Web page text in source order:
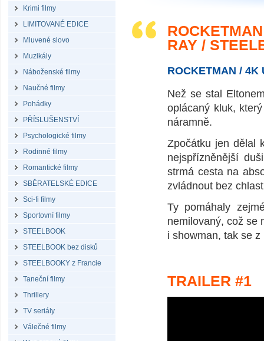
Krimi filmy
LIMITOVANÉ EDICE
Mluvené slovo
Muzikály
Náboženské filmy
Naučné filmy
Pohádky
PŘÍSLUŠENSTVÍ
Psychologické filmy
Rodinné filmy
Romantické filmy
SBĚRATELSKÉ EDICE
Sci-fi filmy
Sportovní filmy
STEELBOOK
STEELBOOK bez disků
STEELBOOKY z Francie
Taneční filmy
Thrillery
TV seriály
Válečné filmy
RAY /
ROCKETMAN / 4K
Než se stal
oplácaný kluk,
náramně.
Zpočátku jen dělal
nejspřízněnější
strmá cesta na
zvládnout bez
Ty pomáhaly
nemilovaný, což se
i showman, tak se
TRAILER #1